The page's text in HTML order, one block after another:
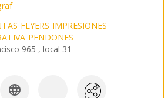
FLYERS IMPRESIONES
PENDONES
965 , local 31
